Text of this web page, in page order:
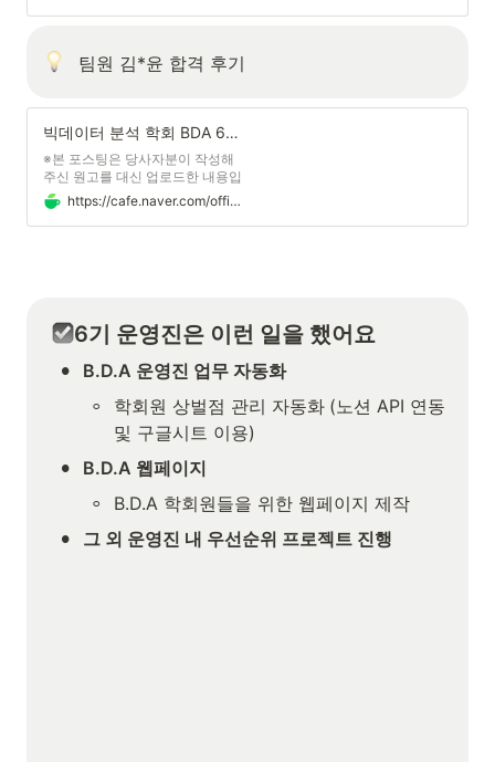
팀원 김*윤 합격 후기
빅데이터 분석 학회 BDA 6기 개발팀 운영진 합격후기
※본 포스팅은 당사자분이 작성해
주신 원고를 대신 업로드한 내용입
니다. 안녕하세요, 6기 개발팀 운영
진 입니다. 제가 BDA에 지원할 당
시 운영진 분들의 합격 후기가 지
https://cafe.naver.com/officialbac/6329?boardType=L
6기 운영진은 이런 일을 했어요
• B.D.A 운영진 업무 자동화
◦ 학회원 상벌점 관리 자동화 (노션 API 연동
및 구글시트 이용)
• B.D.A 웹페이지
◦ B.D.A 학회원들을 위한 웹페이지 제작
• 그 외 운영진 내 우선순위 프로젝트 진행